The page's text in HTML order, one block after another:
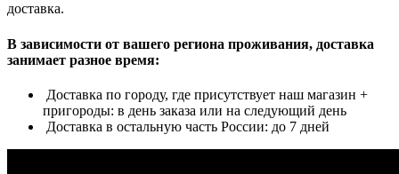
доставка.
В зависимости от вашего региона проживания, доставка
занимает разное время:
Доставка по городу, где присутствует наш магазин +
пригороды: в день заказа или на следующий день
Доставка в остальную часть России: до 7 дней